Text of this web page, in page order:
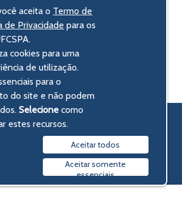
Federal de Ciências da Saúde de Porto Alegre
- Centro Histórico
RS, Brasil
aceita o Termo de
de Privacidade para os
cookies para uma
de utilização.
para o
do site e não podem
Selecionecomo
estes recursos.
Aceitar todos
Aceitar somente
essenciais